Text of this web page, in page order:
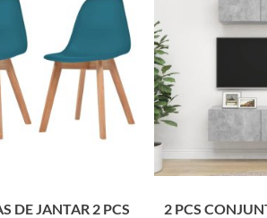
DE JANTAR 2 PCS
2 PCS